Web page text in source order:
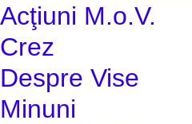
Acţiuni M.o.V.
Crez
Despre Vise
Minuni